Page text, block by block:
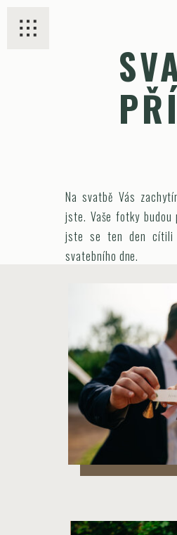
Na svatbě Vás
jste. Vaše fotky
jste se ten den cítili
svatebního dne.
D